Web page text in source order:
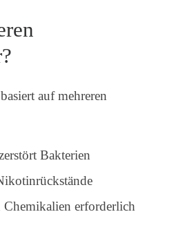
auf mehreren
Bakterien
Chemikalien erforderlich